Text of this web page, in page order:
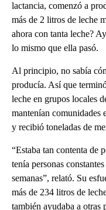
lactancia, comenzó a
más de 2 litros de leche
ahora con tanta leche?
lo mismo que ella pasó.
Al principio, no sabía
producía. Así que
leche en grupos locales
mantenían comunidades
y recibió toneladas de
“Estaba tan contenta de
tenía personas
semanas”, relató. Su
más de 234 litros de
también ayudaba a otras